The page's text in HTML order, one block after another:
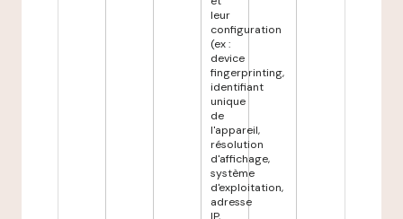
leur
configuration
(ex :
device
fingerprinting,
identifiant
unique
de
l'appareil,
résolution
d'affichage,
système
d'exploitation,
adresse